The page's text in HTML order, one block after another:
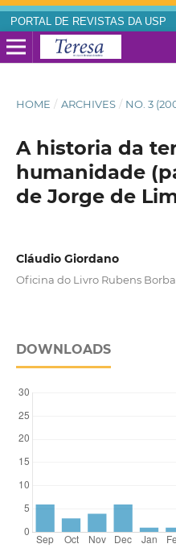
PORTAL DE REVISTAS DA USP
HOME / ARCHIVES / NO. 3
A historia da
humanidade
de Jorge de
Cláudio Giordano
Oficina do Livro Rubens
DOWNLOADS